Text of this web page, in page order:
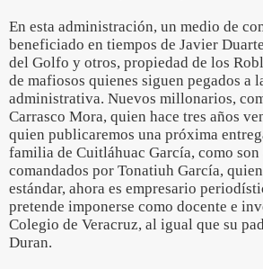
En esta administración, un medio de
beneficiado en tiempos de Javier
del Golfo y otros, propiedad de los
de mafiosos quienes siguen pegados a
administrativa. Nuevos millonarios,
Carrasco Mora, quien hace tres años
quien publicaremos una próxima
familia de Cuitláhuac García, como son
comandados por Tonatiuh García,
estándar, ahora es empresario
pretende imponerse como docente e
Colegio de Veracruz, al igual que su
Duran.